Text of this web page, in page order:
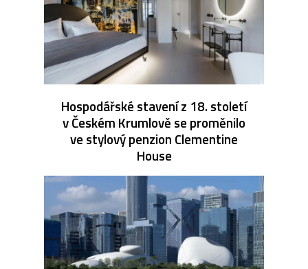
Hospodářské stavení z 18. století
v Českém Krumlově se proměnilo
ve stylový penzion Clementine
House